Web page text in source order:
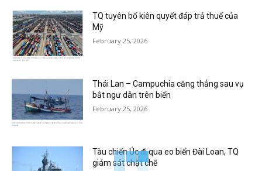
TQ tuyên bố kiên quyết đáp trả thuế của
Mỹ
February 25, 2026
Thái Lan – Campuchia căng thẳng sau vụ
bắt ngư dân trên biển
February 25, 2026
Tàu chiến Úc đi qua eo biển Đài Loan, TQ
giám sát chặt chẽ